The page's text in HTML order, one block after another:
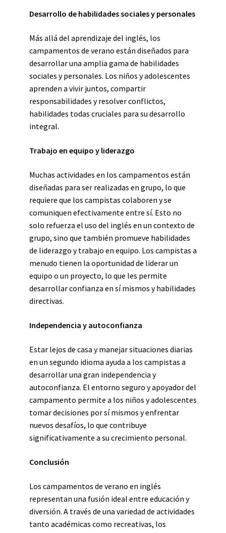
Desarrollo de habilidades sociales y personales
Más allá del aprendizaje del inglés, los
campamentos de verano están diseñados para
desarrollar una amplia gama de habilidades
sociales y personales. Los niños y adolescentes
aprenden a vivir juntos, compartir
responsabilidades y resolver conflictos,
habilidades todas cruciales para su desarrollo
integral.
Trabajo en equipo y liderazgo
Muchas actividades en los campamentos están
diseñadas para ser realizadas en grupo, lo que
requiere que los campistas colaboren y se
comuniquen efectivamente entre sí. Esto no
solo refuerza el uso del inglés en un contexto de
grupo, sino que también promueve habilidades
de liderazgo y trabajo en equipo. Los campistas a
menudo tienen la oportunidad de liderar un
equipo o un proyecto, lo que les permite
desarrollar confianza en sí mismos y habilidades
directivas.
Independencia y autoconfianza
Estar lejos de casa y manejar situaciones diarias
en un segundo idioma ayuda a los campistas a
desarrollar una gran independencia y
autoconfianza. El entorno seguro y apoyador del
campamento permite a los niños y adolescentes
tomar decisiones por sí mismos y enfrentar
nuevos desafíos, lo que contribuye
significativamente a su crecimiento personal.
Conclusión
Los campamentos de verano en inglés
representan una fusión ideal entre educación y
diversión. A través de una variedad de actividades
tanto académicas como recreativas, los